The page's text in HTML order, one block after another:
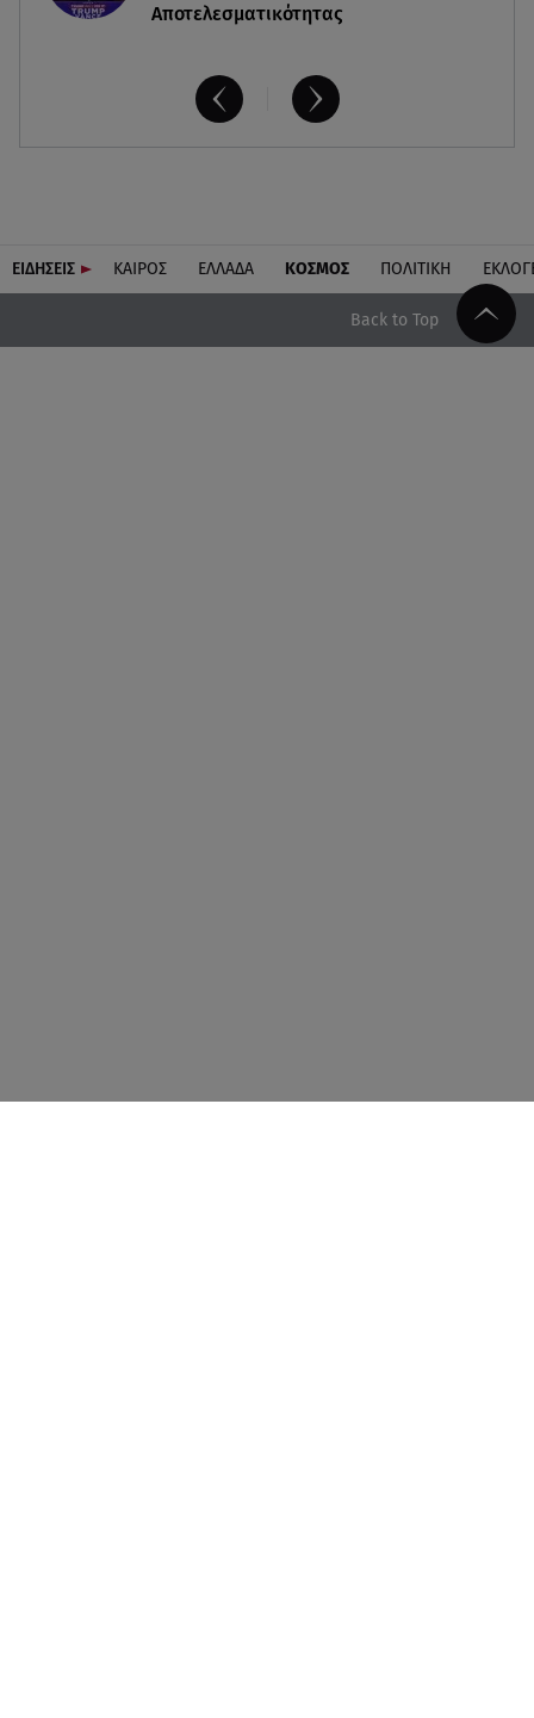
Αποτελεσματικότητας
ΕΙΔΗΣΕΙΣ ΚΑΙΡΟΣ ΕΛΛΑΔΑ ΚΟΣΜΟΣ ΠΟΛΙΤΙΚΗ
Back to Top